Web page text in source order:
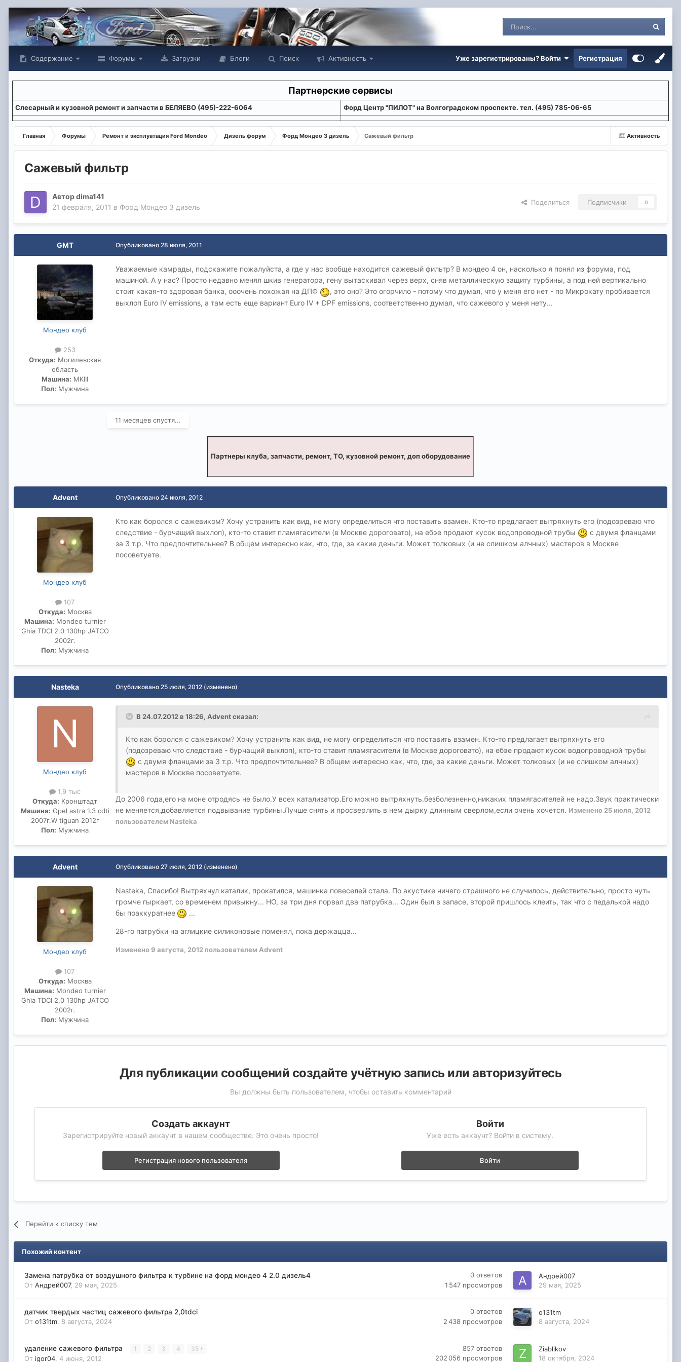
Содержание Форумы Загрузки Блоги Поиск Активность Уже зарегистрированы? Войти Регистрация
Партнерские сервисы
Слесарный и кузовной ремонт и запчасти в БЕЛЯЕВО (495)-222-6064 Форд Центр "ПИЛОТ" на Волгоградском проспекте. тел. (495) 785-06-65
Активность
Главная Форумы Ремонт и эксплуатация Ford Mondeo Дизель форум Форд Мондео 3 дизель Сажевый фильтр
Сажевый фильтр
Авторdima141
21 февраля, 2011 в Форд Мондео 3 дизель
Поделиться Подписчики 0
GMT
Мондео клуб
253
Откуда: Могилевская
область
Машина: MKIII
Пол: Мужчина
Опубликовано 28 июля, 2011
Уважаемые камрады, подскажите пожалуйста, а где у нас вообще находится сажевый фильтр? В мондео 4 он, насколько я понял из форума, под
машиной. А у нас? Просто недавно менял шкив генератора, гену вытаскивал через верх, сняв металлическую защиту турбины, а под ней вертикально
стоит какая-то здоровая банка, ооочень похожая на ДПФ
, это оно? Это огорчило - потому что думал, что у меня его нет - по Микрокату пробивается
выхлоп Euro IV emissions, а там есть еще вариант Euro IV + DPF emissions, соответственно думал, что сажевого у меня нету...
11 месяцев спустя...
Партнеры клуба, запчасти, ремонт, ТО, кузовной ремонт, доп оборудование
Advent
Мондео клуб
107
Откуда: Москва
Машина: Mondeo turnier
Ghia TDCI 2.0 130hp JATCO
2002г.
Пол: Мужчина
Опубликовано 24 июля, 2012
Кто как боролся с сажевиком? Хочу устранить как вид, не могу определиться что поставить взамен. Кто-то предлагает вытряхнуть его (подозреваю что
следствие - бурчащий выхлоп), кто-то ставит пламягасители (в Москве дороговато), на ебэе продают кусок водопроводной трубы
с двумя фланцами
за 3 т.р. Что предпочтительнее? В общем интересно как, что, где, за какие деньги. Может толковых (и не слишком алчных) мастеров в Москве
посоветуете.
Nasteka
Мондео клуб
1,9 тыс
Откуда: Кронштадт
Машина: Opel astra 1.3 cdti
2007г.W tiguan 2012г
Пол: Мужчина
Опубликовано 25 июля, 2012 (изменено)
В 24.07.2012 в 18:26, Advent сказал:
Кто как боролся с сажевиком? Хочу устранить как вид, не могу определиться что поставить взамен. Кто-то предлагает вытряхнуть его
(подозреваю что следствие - бурчащий выхлоп), кто-то ставит пламягасители (в Москве дороговато), на ебэе продают кусок водопроводной трубы
с двумя фланцами за 3 т.р. Что предпочтительнее? В общем интересно как, что, где, за какие деньги. Может толковых (и не слишком алчных)
мастеров в Москве посоветуете.
До 2006 года,его на моне отродясь не было.У всех катализатор.Его можно вытряхнуть.безболезненно,никаких пламягасителей не надо.Звук практически
не меняется,добавляется подвывание турбины.Лучше снять и просверлить в нем дырку длинным сверлом,если очень хочется. Изменено 25 июля, 2012
пользователем Nasteka
Advent
Мондео клуб
107
Откуда: Москва
Машина: Mondeo turnier
Ghia TDCI 2.0 130hp JATCO
2002г.
Пол: Мужчина
Опубликовано 27 июля, 2012 (изменено)
Nasteka, Спасибо! Вытряхнул каталик, прокатился, машинка повеселей стала. По акустике ничего страшного не случилось, действительно, просто чуть
громче гыркает, со временем привыкну... НО, за три дня порвал два патрубка... Один был в запасе, второй пришлось клеить, так что с педалькой надо
бы поаккуратнее
...
28-го патрубки на аглицкие силиконовые поменял, пока держацца...
Изменено9 августа, 2012 пользователем Advent
Для публикации сообщений создайте учётную запись или авторизуйтесь
Вы должны быть пользователем, чтобы оставить комментарий
Создать аккаунт
Зарегистрируйте новый аккаунт в нашем сообществе. Это очень просто!
Регистрация нового пользователя
Войти
Уже есть аккаунт? Войти в систему.
Войти
Перейти к списку тем
Похожий контент
Замена патрубка от воздушного фильтра к турбине на форд мондео 4 2.0 дизель4
От Андрей007, 29 мая, 2025
0 ответов
1 547 просмотров
Андрей007
29 мая, 2025
датчик твердых частиц сажевого фильтра 2,0tdci
От o131tm 8 августа, 2024
0 ответов
2 438 просмотров
o131tm
8 августа, 2024
удаление сажевого фильтра 1 2 3 4 35
От igor04 4 июня, 2012
857 ответов
202 056 просмотров
Ziablikov
18 октября, 2024